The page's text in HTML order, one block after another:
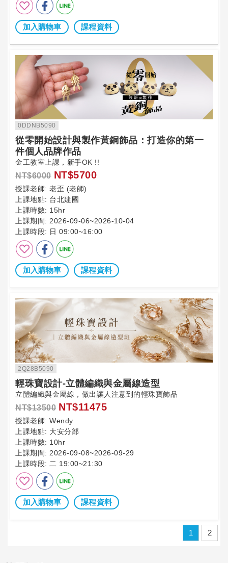
加入購物車 課程資料
0DDNB5090
從零開始設計與製作黃銅飾品：打造你的第一
件個人品牌作品
金工教室上課，新手OK !!
NT$6000 NT$5700
授課老師: 老歪 (老師)
上課地點: 台北建國
上課時數: 15hr
上課期間: 2026-09-06~2026-10-04
上課時段: 日 09:00~16:00
加入購物車 課程資料
2Q28B5090
輕珠寶設計-立體編織與金屬線造型
立體編織與金屬線，做出讓人注意到的輕珠寶飾品
NT$13500 NT$11475
授課老師: Wendy
上課地點: 大安分部
上課時數: 10hr
上課期間: 2026-09-08~2026-09-29
上課時段: 二 19:00~21:30
加入購物車 課程資料
1 2